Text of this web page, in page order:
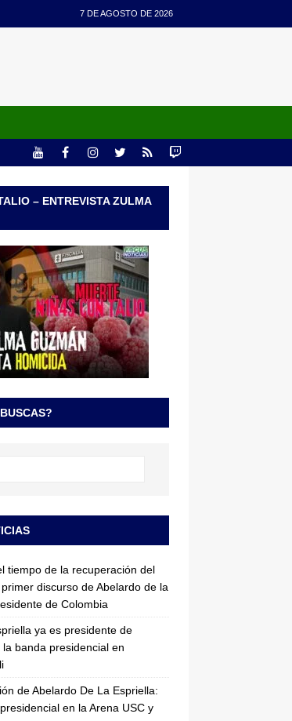
7 DE AGOSTO DE 2026
– ENTREVISTA ZULMA
tiempo de la recuperación del
discurso de Abelardo de la
de Colombia
ya es presidente de
banda presidencial en
de Abelardo De La Espriella:
en la Arena USC y